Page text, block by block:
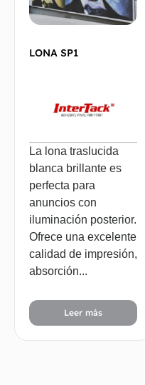
LONA SP1
La lona traslucida
blanca brillante es
perfecta para
anuncios con
iluminación posterior.
Ofrece una excelente
calidad de impresión,
absorción...
Leer más